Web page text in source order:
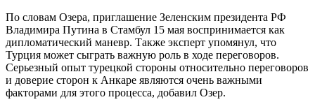
По словам Озера, приглашение Зеленским президента РФ
Владимира Путина в Стамбул 15 мая воспринимается как
дипломатический маневр. Также эксперт упомянул, что
Турция может сыграть важную роль в ходе переговоров.
Серьезный опыт турецкой стороны относительно переговоров
и доверие сторон к Анкаре являются очень важными
факторами для этого процесса, добавил Озер.